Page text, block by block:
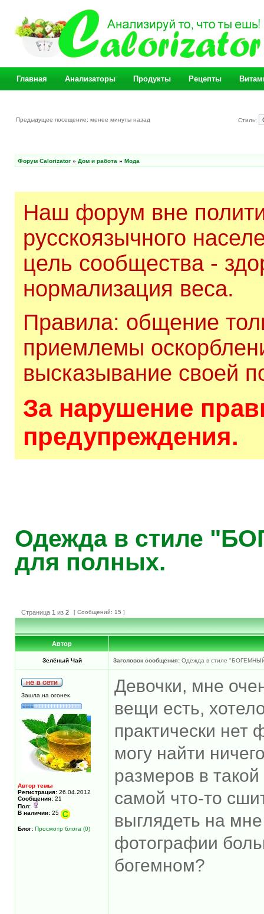
Главная Анализаторы Продукты Рецепты
Предыдущее посещение: менее минуты назад Стиль:
Форум Calorizator » Дом и работа » Мода
Наш форум вне
русскоязычного
цель сообщества -
нормализация веса.
Правила: общение
приемлемы
высказывание своей
За нарушение
предупреждения.
Одежда в стиле
для полных.
Страница 1 из 2 [ Сообщений: 15 ]
Автор
Зелёный Чай Заголовок сообщения: Одежда в стиле
Зашла на огонек
Автор темы
Регистрация: 26.04.2012
Сообщения: 21
Пол:
В наличии: 25
Блог: Просмотр блога (0)
Девочки, мне
вещи есть,
практически нет
могу найти
размеров в
самой что-то
выглядеть на
фотографии
богемном?